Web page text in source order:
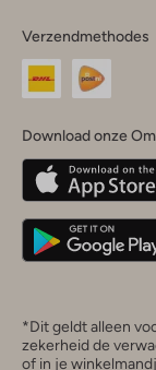
je
land
Nederland
Belgique
Verzendmethodes
Download onze
*Dit geldt alleen
zekerheid de
of in je